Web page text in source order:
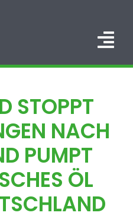
PORTFOLIO
ÜBER UNS
KARRIERE
KONTAKT
STOPPT
NACH
PUMPT
ÖL